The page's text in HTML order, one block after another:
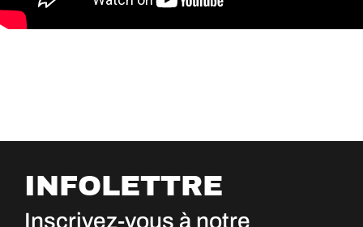
INFOLETTRE
Inscrivez-vous à notre